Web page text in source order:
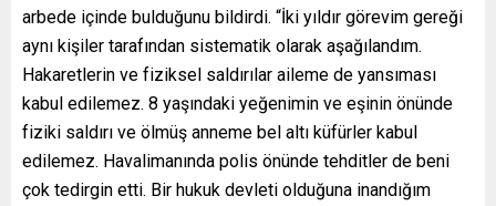
arbede içinde bulduğunu bildirdi. “İki yıldır görevim gereği
aynı kişiler tarafından sistematik olarak aşağılandım.
Hakaretlerin ve fiziksel saldırılar aileme de yansıması
kabul edilemez. 8 yaşındaki yeğenimin ve eşinin önünde
fiziki saldırı ve ölmüş anneme bel altı küfürler kabul
edilemez. Havalimanında polis önünde tehditler de beni
çok tedirgin etti. Bir hukuk devleti olduğuna inandığım